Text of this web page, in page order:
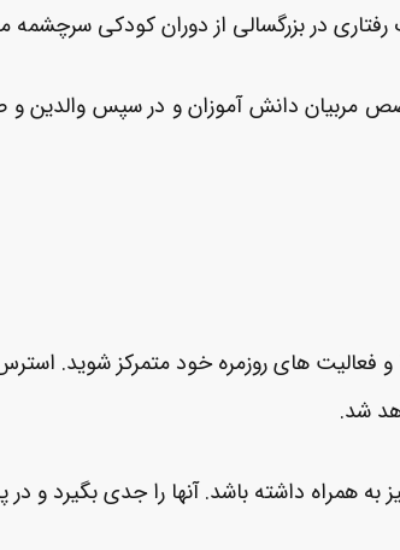
در بزرگسالی از دوران کودکی سرچشمه
مربیان دانش ­آموزان و در سپس
فعالیت­ های روزمره خود متمرکز شوید.
شد.
همراه داشته باشد. آنها را جدی بگیرد و در